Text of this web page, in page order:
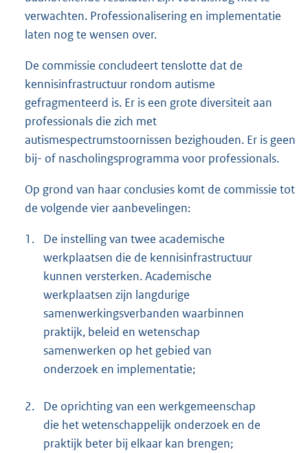
verwachten. Professionalisering en implementatie
laten nog te wensen over.
De commissie concludeert tenslotte dat de
kennisinfrastructuur rondom autisme
gefragmenteerd is. Er is een grote diversiteit aan
professionals die zich met
autismespectrumstoornissen bezighouden. Er is geen
bij- of nascholingsprogramma voor professionals.
Op grond van haar conclusies komt de commissie tot
de volgende vier aanbevelingen:
1.
De instelling van twee academische
werkplaatsen die de kennisinfrastructuur
kunnen versterken. Academische
werkplaatsen zijn langdurige
samenwerkingsverbanden waarbinnen
praktijk, beleid en wetenschap
samenwerken op het gebied van
onderzoek en implementatie;
2.
De oprichting van een werkgemeenschap
die het wetenschappelijk onderzoek en de
praktijk beter bij elkaar kan brengen;